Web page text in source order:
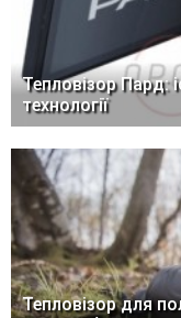
Тепловізор Пард:
технології
Тепловізор для